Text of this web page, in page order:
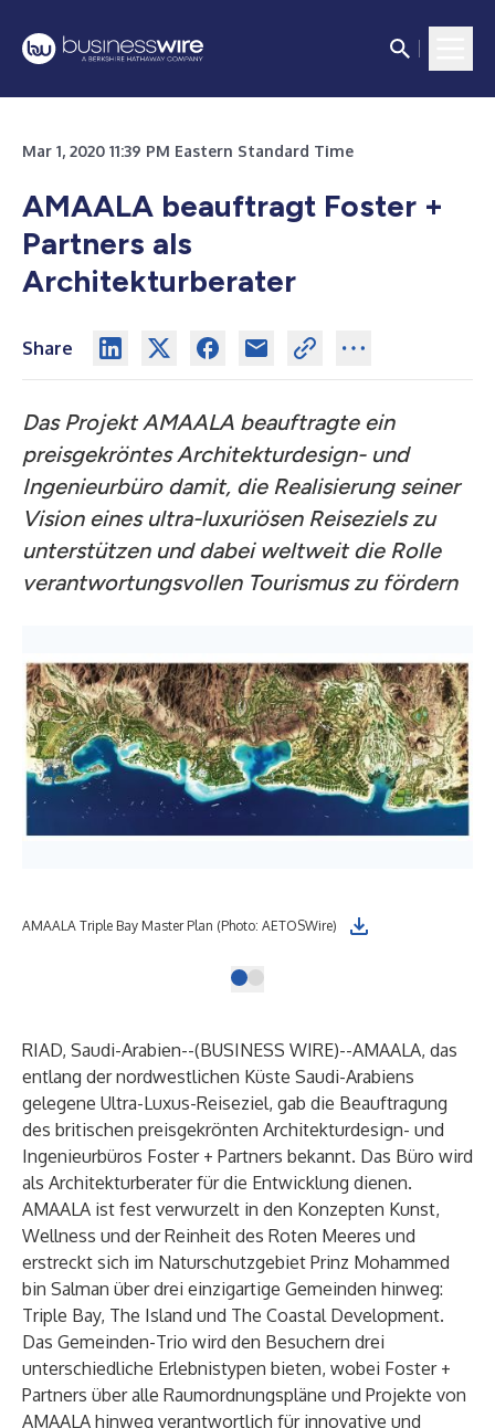
Mar 1, 2020 11:39 PM Eastern Standard Time
AMAALA beauftragt Foster +
Partners als
Architekturberater
Share
Das Projekt AMAALA beauftragte ein
preisgekröntes Architekturdesign- und
Ingenieurbüro damit, die Realisierung seiner
Vision eines ultra-luxuriösen Reiseziels zu
unterstützen und dabei weltweit die Rolle
verantwortungsvollen Tourismus zu fördern
AMAALA Triple Bay Master Plan (Photo: AETOSWire)
RIAD, Saudi-Arabien--(BUSINESS WIRE)--AMAALA, das
entlang der nordwestlichen Küste Saudi-Arabiens
gelegene Ultra-Luxus-Reiseziel, gab die Beauftragung
des britischen preisgekrönten Architekturdesign- und
Ingenieurbüros Foster + Partners bekannt. Das Büro wird
als Architekturberater für die Entwicklung dienen.
AMAALA ist fest verwurzelt in den Konzepten Kunst,
Wellness und der Reinheit des Roten Meeres und
erstreckt sich im Naturschutzgebiet Prinz Mohammed
bin Salman über drei einzigartige Gemeinden hinweg:
Triple Bay, The Island und The Coastal Development.
Das Gemeinden-Trio wird den Besuchern drei
unterschiedliche Erlebnistypen bieten, wobei Foster +
Partners über alle Raumordnungspläne und Projekte von
AMAALA hinweg verantwortlich für innovative und